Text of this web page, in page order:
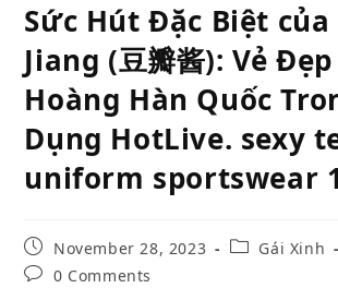
Sức Hút Đặc Biệt của
Jiang (豆瓣酱): Vẻ
Hoàng Hàn Quốc
Dụng HotLive. sexy
uniform sportswear
Post
published:
November 28, 2023
PostGái Xinh
Post0 Comments